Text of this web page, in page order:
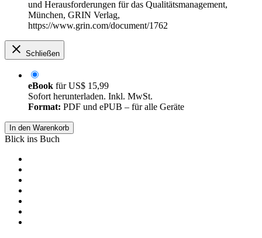
und Herausforderungen für das Qualitätsmanagement,
München, GRIN Verlag,
https://www.grin.com/document/1762
Schließen
eBook fürUS$ 15,99
Sofort herunterladen. Inkl. MwSt.
Format: PDF und ePUB – für alle Geräte
In den Warenkorb
Blick ins Buch